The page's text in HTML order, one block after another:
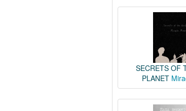
SECRETS OF
PLANET